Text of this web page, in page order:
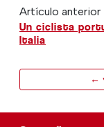
Artículo anterior
Un ciclista
Italia
←